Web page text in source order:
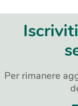
Per rimanere